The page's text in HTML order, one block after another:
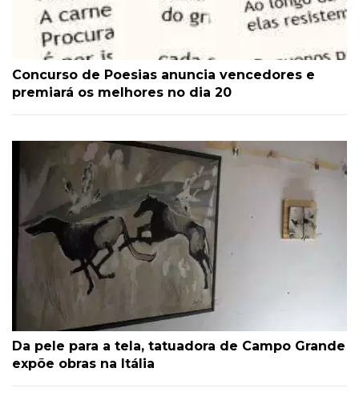
Concurso de Poesias anuncia vencedores e
premiará os melhores no dia 20
Da pele para a tela, tatuadora de Campo Grande
expõe obras na Itália